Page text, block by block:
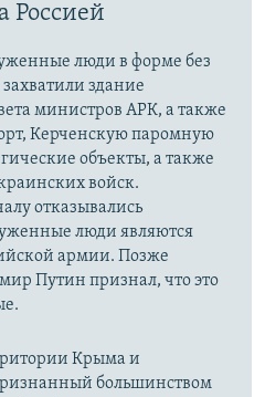
Россией
люди в форме без
здание
министров АРК, а также
Керченскую паромную
объекты, а также
войск.
отказывались
люди являются
армии. Позже
Путин признал, что это
Крыма и
большинством